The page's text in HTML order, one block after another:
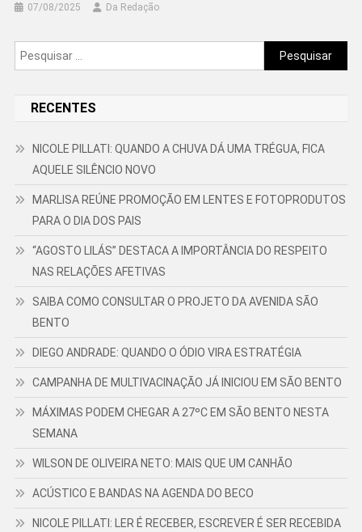
07/08/2025 Da Redação
Pesquisar
por:
RECENTES
NICOLE PILLATI: QUANDO A CHUVA DÁ UMA TRÉGUA, FICA
AQUELE SILÊNCIO NOVO
MARLISA REÚNE PROMOÇÃO EM LENTES E FOTOPRODUTOS
PARA O DIA DOS PAIS
“AGOSTO LILÁS” DESTACA A IMPORTÂNCIA DO RESPEITO
NAS RELAÇÕES AFETIVAS
SAIBA COMO CONSULTAR O PROJETO DA AVENIDA SÃO
BENTO
DIEGO ANDRADE: QUANDO O ÓDIO VIRA ESTRATÉGIA
CAMPANHA DE MULTIVACINAÇÃO JÁ INICIOU EM SÃO BENTO
MÁXIMAS PODEM CHEGAR A 27ºC EM SÃO BENTO NESTA
SEMANA
WILSON DE OLIVEIRA NETO: MAIS QUE UM CANHÃO
ACÚSTICO E BANDAS NA AGENDA DO BECO
NICOLE PILLATI: LER É RECEBER, ESCREVER É SER RECEBIDA